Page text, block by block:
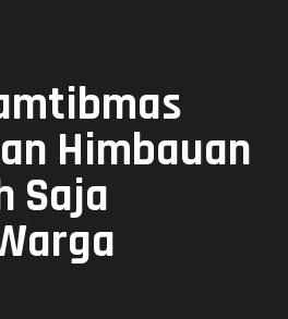
Himbauan
Saja